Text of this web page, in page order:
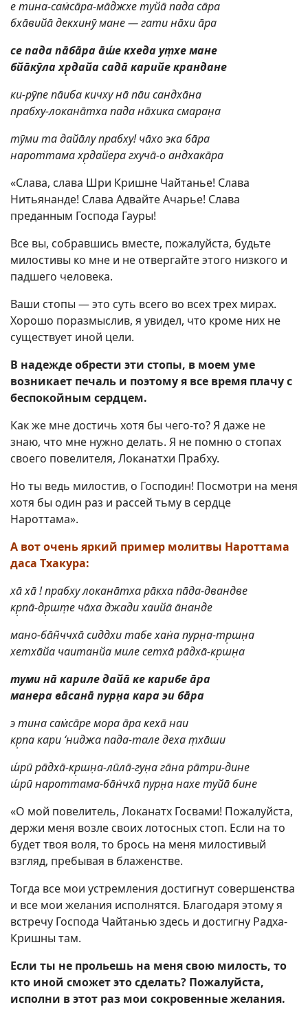
е тина-сам̇сāра-мāджхе туйā пада сāра
бхāвийā декхинӯ мане — гати нāхи āра
се пада пāбāра āш́е кхеда ут̣хе мане
бйāкӯла хр̣дайа садā карийе крандане
ки-рӯпе пāиба кичху нā пāи сандхāна
прабху-локанāтха пада нāхика смаран̣а
тӯми та дайāлу прабху! чāхо эка бāра
нароттама хр̣дайера гхучā-о андхакāра
«Слава, слава Шри Кришне Чайтанье! Слава
Нитьянанде! Слава Адвайте Ачарье! Слава
преданным Господа Гауры!
Все вы, собравшись вместе, пожалуйста, будьте
милостивы ко мне и не отвергайте этого низкого и
падшего человека.
Ваши стопы — это суть всего во всех трех мирах.
Хорошо поразмыслив, я увидел, что кроме них не
существует иной цели.
В надежде обрести эти стопы, в моем уме
возникает печаль и поэтому я все время плачу с
беспокойным сердцем.
Как же мне достичь хотя бы чего-то? Я даже не
знаю, что мне нужно делать. Я не помню о стопах
своего повелителя, Локанатхи Прабху.
Но ты ведь милостив, о Господин! Посмотри на меня
хотя бы один раз и рассей тьму в сердце
Нароттама».
А вот очень яркий пример молитвы Нароттама
даса Тхакура:
хā хā ! прабху локанāтха рāкха пāда-двандве
кр̣пā-др̣шт̣е чāха джади хаийā āнанде
мано-бāн̃ччхā сиддхи табе хан̇а пурн̣а-тр̣шн̣а
хетхāйа чаитанйа миле сетхā рāдхā-кр̣шн̣а
туми нā кариле дайā ке карибе āра
манера вāсанā пурн̣а кара эи бāра
э тина сам̇сāре мора āра кехā наи
кр̣па кари ‘ниджа пада-тале деха т̣хāши
ш́рӣ рāдхā-кр̣шн̣а-лӣлā-гун̣а гāна рāтри-дине
ш́рӣ нароттама-бāн̇чхā пурн̣а нахе туйā бине
«О мой повелитель, Локанатх Госвами! Пожалуйста,
держи меня возле своих лотосных стоп. Если на то
будет твоя воля, то брось на меня милостивый
взгляд, пребывая в блаженстве.
Тогда все мои устремления достигнут совершенства
и все мои желания исполнятся. Благодаря этому я
встречу Господа Чайтанью здесь и достигну Радха-
Кришны там.
Если ты не прольешь на меня свою милость, то
кто иной сможет это сделать? Пожалуйста,
исполни в этот раз мои сокровенные желания.